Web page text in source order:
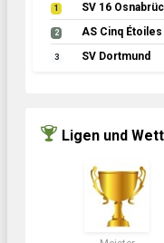
1 SV 16
2 AS Cinq Étoiles
3 SV Dortmund
Ligen und